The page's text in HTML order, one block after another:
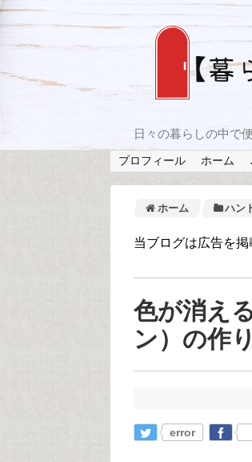
日々の暮らしの中で
プロフィール ホーム
ホーム ハン
当ブログは広告を
色が消え
ン）の作
error